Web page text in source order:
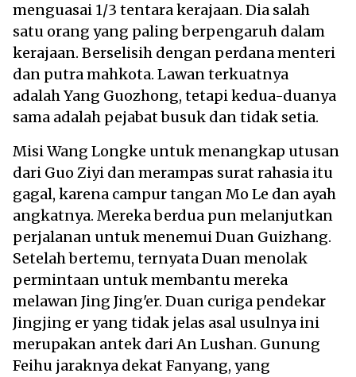
menguasai 1/3 tentara kerajaan. Dia salah
satu orang yang paling berpengaruh dalam
kerajaan. Berselisih dengan perdana menteri
dan putra mahkota. Lawan terkuatnya
adalah Yang Guozhong, tetapi kedua-duanya
sama adalah pejabat busuk dan tidak setia.
Misi Wang Longke untuk menangkap utusan
dari Guo Ziyi dan merampas surat rahasia itu
gagal, karena campur tangan Mo Le dan ayah
angkatnya. Mereka berdua pun melanjutkan
perjalanan untuk menemui Duan Guizhang.
Setelah bertemu, ternyata Duan menolak
permintaan untuk membantu mereka
melawan Jing Jing'er. Duan curiga pendekar
Jingjing er yang tidak jelas asal usulnya ini
merupakan antek dari An Lushan. Gunung
Feihu jaraknya dekat Fanyang, yang